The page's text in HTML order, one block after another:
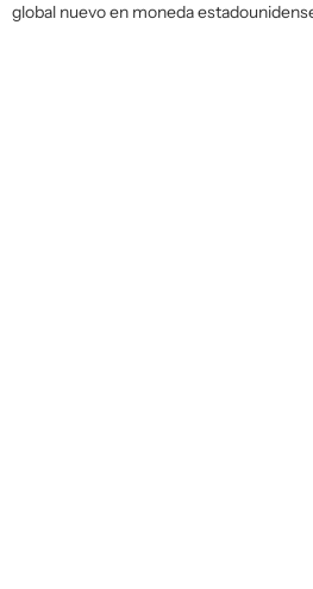
global nuevo en moneda